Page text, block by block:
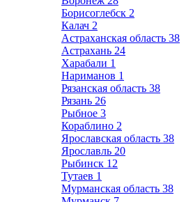
Борисоглебск 2
Калач 2
Астраханская область 38
Астрахань 24
Харабали 1
Нариманов 1
Рязанская область 38
Рязань 26
Рыбное 3
Кораблино 2
Ярославская область 38
Ярославль 20
Рыбинск 12
Тутаев 1
Мурманская область 38